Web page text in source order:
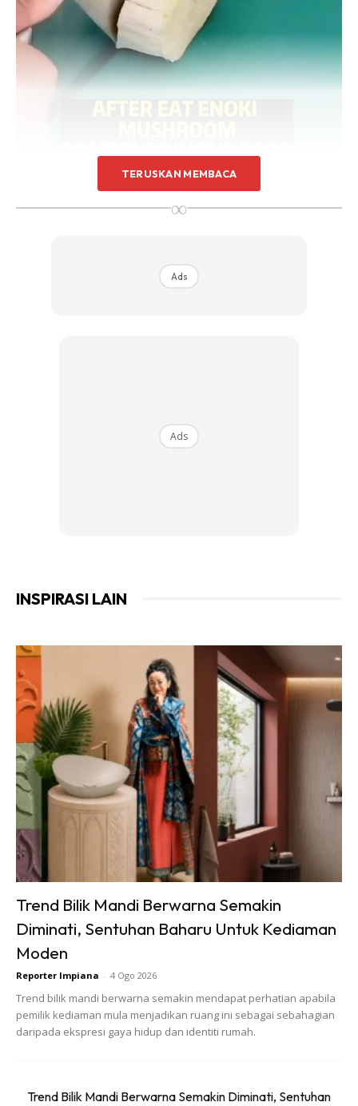
Sentuhan Midas penuh kemewahan dan elegant
untuk kediaman anda.
Rahsia dari IMPIANA, download sekarang di
2. Masukkan tisu ke dalam bekas/mangkuk.
TERUSKAN MEMBACA
∞
Ads
Ads
INSPIRASI LAIN
Trend Bilik Mandi Berwarna Semakin
Diminati, Sentuhan Baharu Untuk Kediaman
Moden
Reporter Impiana - 4 Ogo 2026
Trend bilik mandi berwarna semakin mendapat perhatian apabila
pemilik kediaman mula menjadikan ruang ini sebagai sebahagian
daripada ekspresi gaya hidup dan identiti rumah.
Trend Bilik Mandi Berwarna Semakin Diminati, Sentuhan